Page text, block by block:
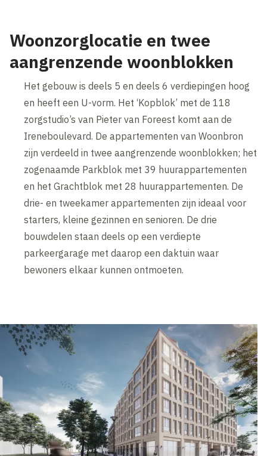
Woonzorglocatie en twee
aangrenzende woonblokken
Het gebouw is deels 5 en deels 6 verdiepingen hoog
en heeft een U-vorm. Het ‘Kopblok’ met de 118
zorgstudio’s van Pieter van Foreest komt aan de
Ireneboulevard. De appartementen van Woonbron
zijn verdeeld in twee aangrenzende woonblokken; het
zogenaamde Parkblok met 39 huurappartementen
en het Grachtblok met 28 huurappartementen. De
drie- en tweekamer appartementen zijn ideaal voor
starters, kleine gezinnen en senioren. De drie
bouwdelen staan deels op een verdiepte
parkeergarage met daarop een daktuin waar
bewoners elkaar kunnen ontmoeten.